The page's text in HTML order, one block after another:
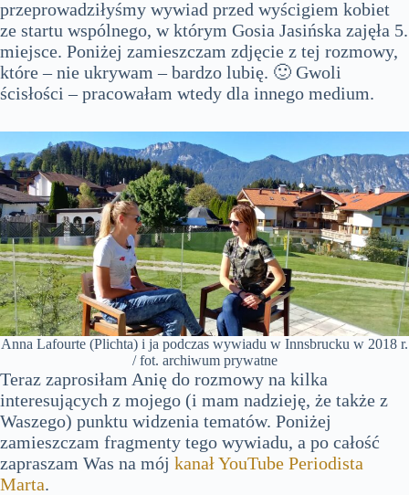
przeprowadziłyśmy wywiad przed wyścigiem kobiet
ze startu wspólnego, w którym Gosia Jasińska zajęła 5.
miejsce. Poniżej zamieszczam zdjęcie z tej rozmowy,
które – nie ukrywam – bardzo lubię. 🙂 Gwoli
ścisłości – pracowałam wtedy dla innego medium.
Anna Lafourte (Plichta) i ja podczas wywiadu w Innsbrucku w 2018 r.
/ fot. archiwum prywatne
Teraz zaprosiłam Anię do rozmowy na kilka
interesujących z mojego (i mam nadzieję, że także z
Waszego) punktu widzenia tematów. Poniżej
zamieszczam fragmenty tego wywiadu, a po całość
zapraszam Was na mój kanał YouTube Periodista
Marta.